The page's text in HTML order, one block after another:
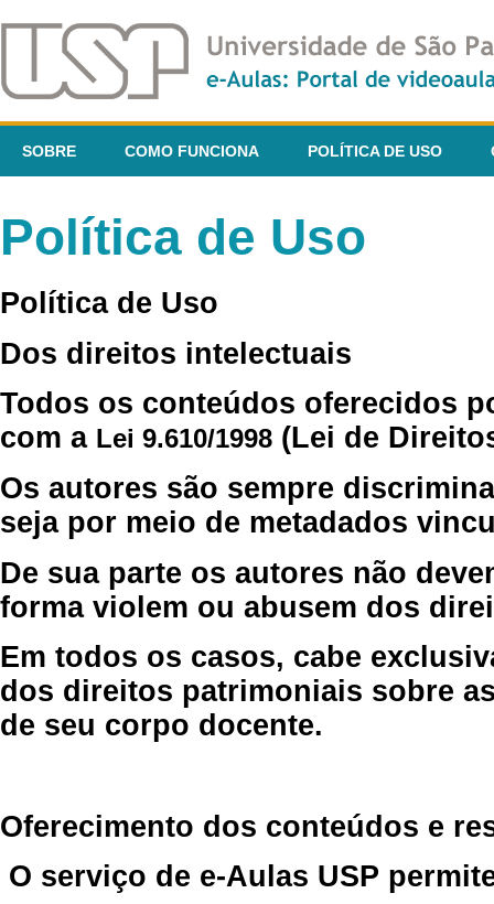
SOBRE COMO FUNCIONA POLÍTICA DE USO
Política de Uso
Política de Uso
Dos direitos intelectuais
Todos os conteúdos oferecidos
com a Lei 9.610/1998 (Lei de
Os autores são sempre
seja por meio de metadados
De sua parte os autores não
forma violem ou abusem dos
Em todos os casos, cabe
dos direitos patrimoniais sobre
de seu corpo docente.
Oferecimento dos conteúdos e
O serviço de e-Aulas USP